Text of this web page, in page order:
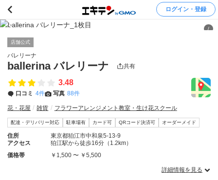
ログイン・登録
/
店舗公式
バレリーナ
ballerina バレリーナ 共有
3.48
口コミ 4件 写真 88件
花・花屋 雑貨 フラワーアレンジメント教室・生け花スクール
配達・デリバリー対応 駐車場有 カード可 QRコード決済可 オーダーメイド
住所
東京都狛江市中和泉5-13-9
アクセス
狛江駅から徒歩16分（1.2km）
価格帯
￥1,500 〜 ￥5,500
詳細情報を見る